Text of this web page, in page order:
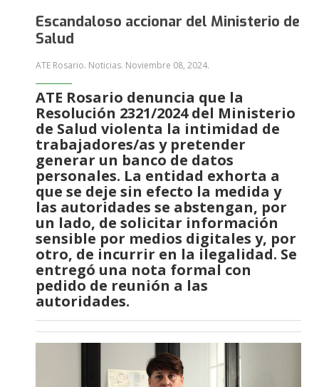
Escandaloso accionar del Ministerio de
Salud
ATE Rosario. Noticias. Noviembre 08, 2024.
ATE Rosario denuncia que la
Resolución 2321/2024 del Ministerio
de Salud violenta la intimidad de
trabajadores/as y pretender
generar un banco de datos
personales. La entidad exhorta a
que se deje sin efecto la medida y
las autoridades se abstengan, por
un lado, de solicitar información
sensible por medios digitales y, por
otro, de incurrir en la ilegalidad. Se
entregó una nota formal con
pedido de reunión a las
autoridades.